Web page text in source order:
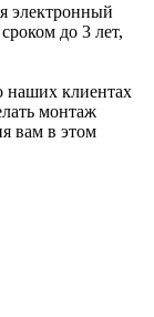
электронный
до 3 лет,
наших клиентах
монтаж
вам в этом